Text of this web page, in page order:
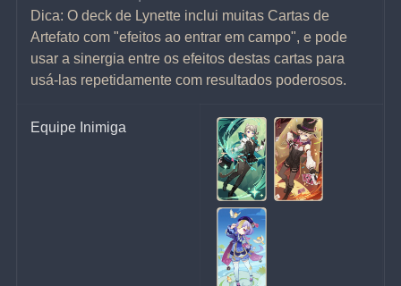
Dica: O deck de Lynette inclui muitas Cartas de
Artefato com "efeitos ao entrar em campo", e pode
usar a sinergia entre os efeitos destas cartas para
usá-las repetidamente com resultados poderosos.
Equipe Inimiga